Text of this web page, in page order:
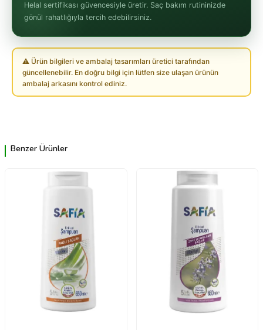
Helal sertifikası güvencesiyle üretir. Saç bakım rutininizde
gönül rahatlığıyla tercih edebilirsiniz.
⚠ Ürün bilgileri ve ambalaj tasarımları üretici tarafından
güncellenebilir. En doğru bilgi için lütfen size ulaşan ürünün
ambalaj arkasını kontrol ediniz.
Benzer Ürünler